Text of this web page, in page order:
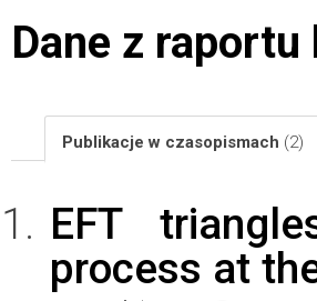
Dane z
Publikacje w czasopismach (2)
EFT
process at